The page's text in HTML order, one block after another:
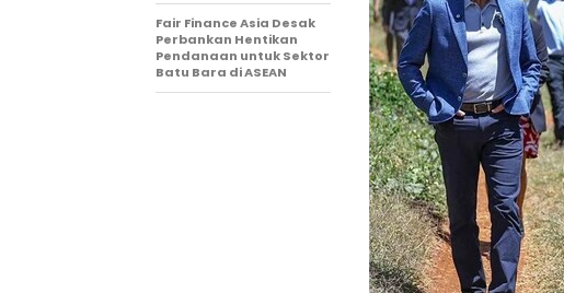
Fair Finance Asia Desak
Perbankan Hentikan
Pendanaan untuk Sektor
Batu Bara di ASEAN